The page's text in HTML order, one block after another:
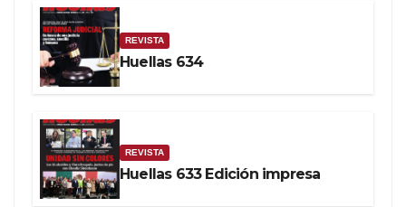
REVISTA
Huellas 634
REVISTA
Huellas 633 Edición impresa